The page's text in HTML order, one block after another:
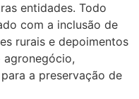
entidades. Todo
com a inclusão de
rurais e depoimentos
agronegócio,
a preservação de